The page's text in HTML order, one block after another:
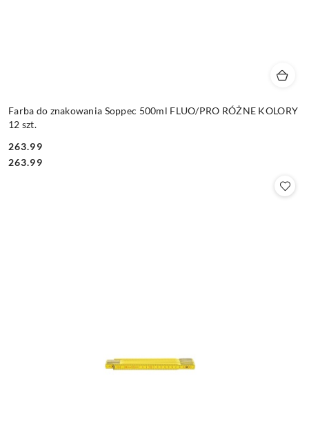
Farba do znakowania Soppec 500ml FLUO/PRO RÓŻNE KOLORY
12 szt.
Cena:
263.99
Cena:
263.99